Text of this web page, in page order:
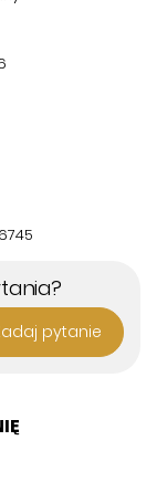
Ten
Twojego
elegancją.
pytanie